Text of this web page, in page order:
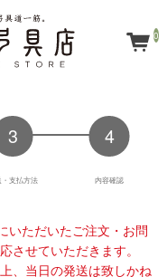
0
・支払方法 内容確認
いただいたご注文・お問
させていただきます。
、当日の発送は致しかね